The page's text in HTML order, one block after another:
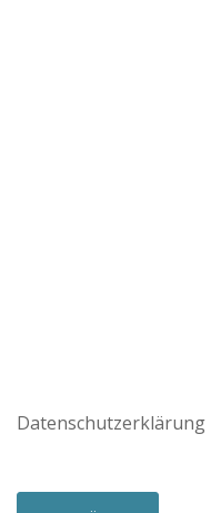
Datenschutzerklärung